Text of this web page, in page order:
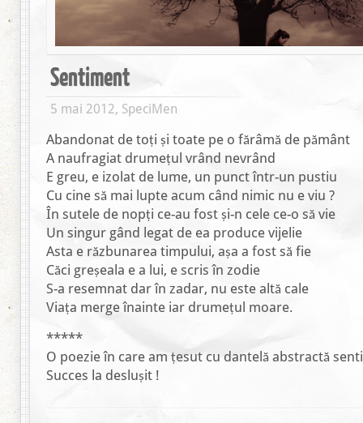
Sentiment
5 mai 2012, SpeciMen
Abandonat de toți și toate pe o fărâmă de pământ
A naufragiat drumețul vrând nevrând
E greu, e izolat de lume, un punct într-un pustiu
Cu cine să mai lupte acum când nimic nu e viu ?
În sutele de nopți ce-au fost și-n cele ce-o să vie
Un singur gând legat de ea produce vijelie
Asta e răzbunarea timpului, așa a fost să fie
Căci greșeala e a lui, e scris în zodie
S-a resemnat dar în zadar, nu este altă cale
Viața merge înainte iar drumețul moare.
*****
O poezie în care am țesut cu dantelă abstractă
Succes la deslușit !